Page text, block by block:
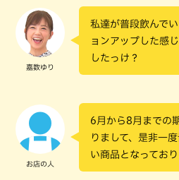
嘉数ゆり
私達が普段飲んで
ョンアップした感
したっけ？
お店の人
6月から8月までの
りまして、是非一
い商品となってお